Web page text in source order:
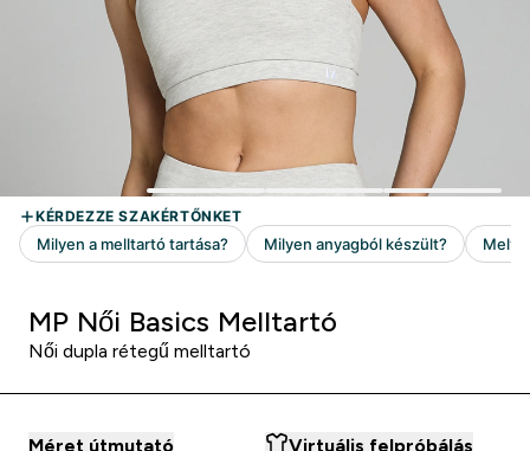
MP Női Basics Melltartó
Női dupla rétegű melltartó
Méret útmutató Virtuális felpróbálás